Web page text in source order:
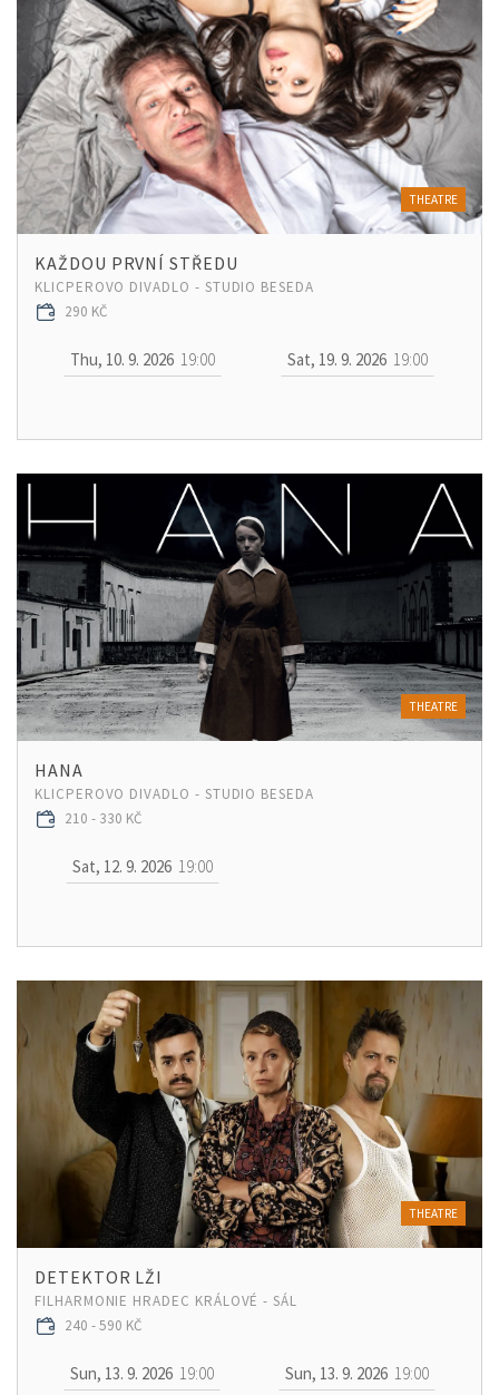
THEATRE
KAŽDOU PRVNÍ STŘEDU
KLICPEROVO DIVADLO - STUDIO BESEDA
290 KČ
Thu, 10. 9. 2026 19:00 Sat, 19. 9. 2026 19:00
THEATRE
HANA
KLICPEROVO DIVADLO - STUDIO BESEDA
210 - 330 KČ
Sat, 12. 9. 2026 19:00
THEATRE
DETEKTOR LŽI
FILHARMONIE HRADEC KRÁLOVÉ - SÁL
240 - 590 KČ
Sun, 13. 9. 2026 19:00 Sun, 13. 9. 2026 19:00